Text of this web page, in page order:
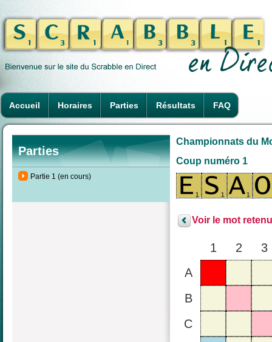
Accueil Horaires Parties Résultats FAQ
Parties
Partie 1 (en cours)
Championnats du
Coup numéro 1
Voir le mot
1 2
3
A
B
C